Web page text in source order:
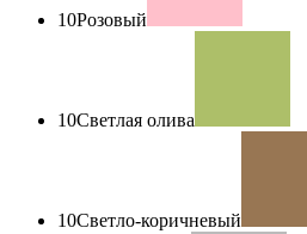
10Розовый
10Светлая олива
10Светло-коричневый